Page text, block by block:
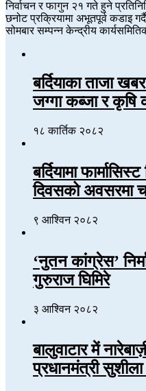
निर्वाचन र फागुन २१ गते हुने
छनोट प्रक्रियामा अभूतपूर्व कडाइ
सोमबार सम्पन्न केन्द्रीय
बर्दियाका ताजा
जग्गा कब्जा र कृषि
१८ कार्तिक २०८२
बर्दियामा
दिवसको अवसरमा
९ आश्विन २०८२
‘नुतन कांग्रेस’
गुरुराज घिमिरे
३ आश्विन २०८२
बालुवाटार में
प्रधानमंत्री सुशीला